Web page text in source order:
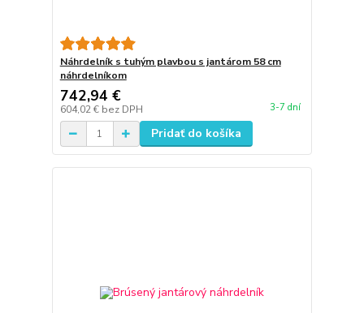
Náhrdelník s tuhým plavbou s jantárom 58 cm
náhrdelníkom
742,94 €
604,02 € bez DPH 3-7 dní
Pridať do košíka